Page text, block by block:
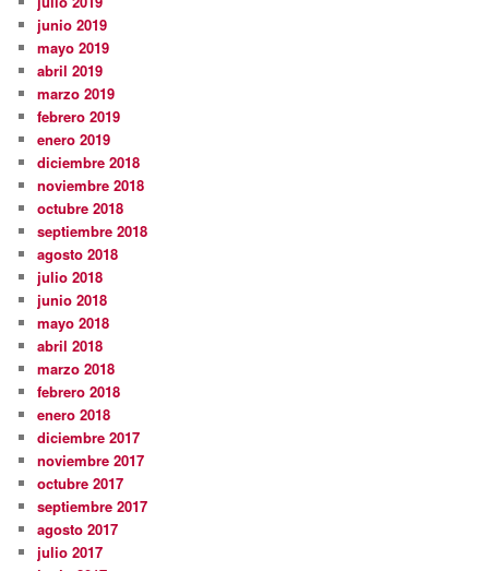
junio 2019
mayo 2019
abril 2019
marzo 2019
febrero 2019
enero 2019
diciembre 2018
noviembre 2018
octubre 2018
septiembre 2018
agosto 2018
julio 2018
junio 2018
mayo 2018
abril 2018
marzo 2018
febrero 2018
enero 2018
diciembre 2017
noviembre 2017
octubre 2017
septiembre 2017
agosto 2017
julio 2017